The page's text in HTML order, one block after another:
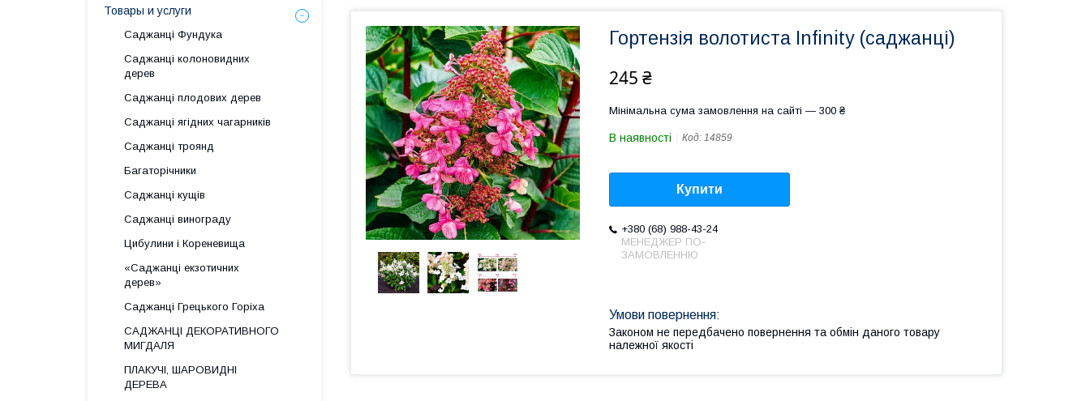
Гортензія волотиста Infinity (саджанці)
245 ₴
Мінімальна сума замовлення на сайті — 300 ₴
В наявності Код: 14859
Купити
+380 (68) 988-43-24
МЕНЕДЖЕР ПО-
ЗАМОВЛЕННЮ
Законом не передбачено повернення та обмін даного товару
належної якості
Товары и услуги
Саджанці Фундука
Саджанці колоновидних
дерев
Саджанці плодових дерев
Саджанці ягідних чагарників
Саджанці троянд
Багаторічники
Саджанці кущів
Саджанці винограду
Цибулини і Кореневища
«Саджанці екзотичних
дерев»
Саджанці Грецького Горіха
САДЖАНЦІ ДЕКОРАТИВНОГО
МИГДАЛЯ
ПЛАКУЧІ, ШАРОВИДНІ
ДЕРЕВА